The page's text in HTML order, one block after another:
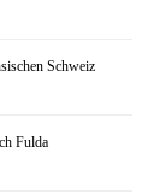
Schweiz
Fulda